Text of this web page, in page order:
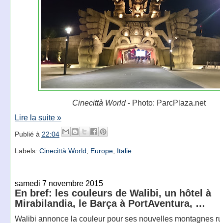
Cinecittà World- Photo: ParcPlaza.net
Lire la suite »
Publié à 22:04
Labels: Cinecittà World, Europe, Italie
samedi 7 novembre 2015
En bref: les couleurs de Walibi, un hôtel à
Mirabilandia, le Barça à PortAventura, …
Walibi annonce la couleur pour ses nouvelles montagnes